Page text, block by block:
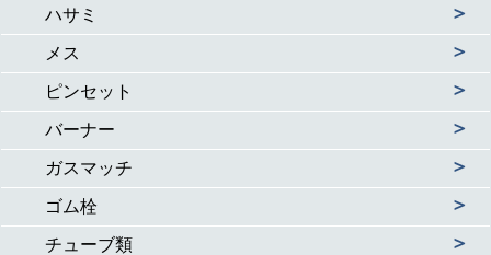
ハサミ ＞
メス ＞
ピンセット ＞
バーナー ＞
ガスマッチ ＞
ゴム栓 ＞
チューブ類 ＞